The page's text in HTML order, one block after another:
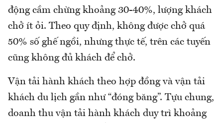
động cầm chừng khoảng 30-40%, lượng khách
chở ít ỏi. Theo quy định, không được chở quá
50% số ghế ngồi, nhưng thực tế, trên các tuyến
cũng không đủ khách để chở.
Vận tải hành khách theo hợp đồng và vận tải
khách du lịch gần như “đóng băng”. Tựu chung,
doanh thu vận tải hành khách duy trì khoảng